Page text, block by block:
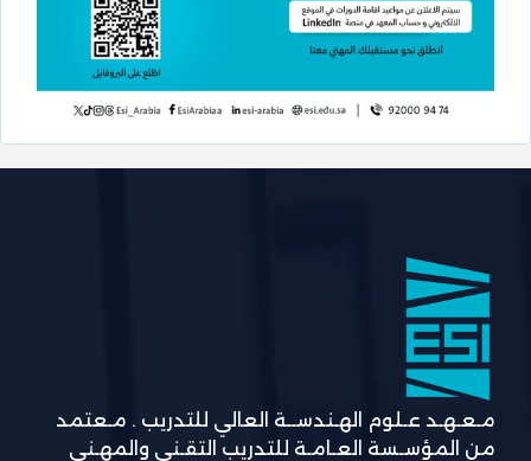
مـعـهـد عـلوم الهـندســة العالي للتدريب . مـعتمد
من المؤسـسة العـامـة للتدريب التقـني والمهـني